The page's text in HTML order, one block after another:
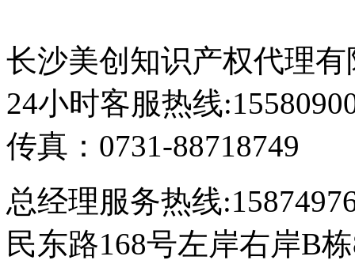
长沙美创知识产权代理
24小时客服热线
传真：0731-88718749
总经理服务热线
民东路168号左岸右岸B